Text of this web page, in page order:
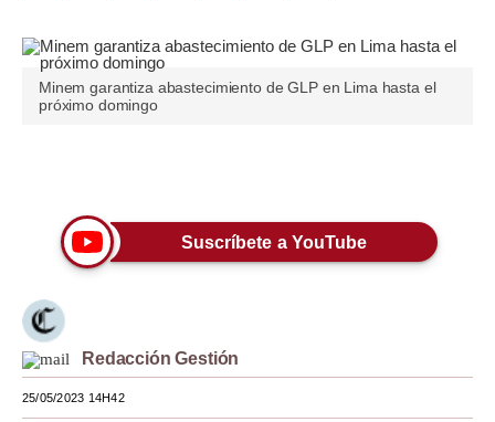
Plus G
Opinión
Blogs
Lujo
Viajes
Minem garantiza abastecimiento de GLP en Lima hasta el
próximo domingo
Suscríbete a YouTube
Redacción Gestión
25/05/2023 14H42